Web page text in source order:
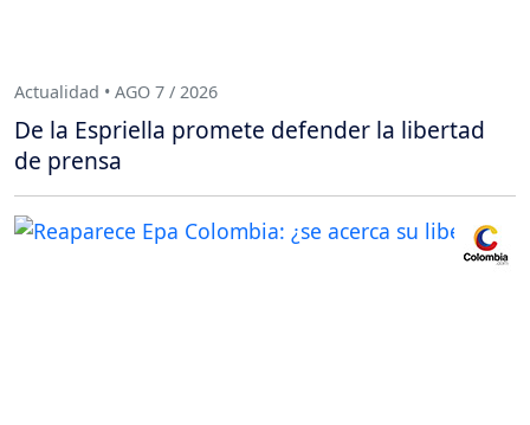
Actualidad • AGO 7 / 2026
De la Espriella promete defender la libertad
de prensa